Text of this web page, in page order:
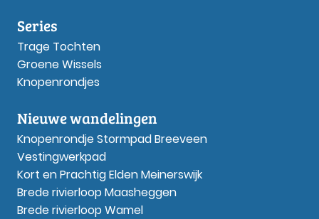
Series
Trage Tochten
Groene Wissels
Knopenrondjes
Nieuwe wandelingen
Knopenrondje Stormpad Breeveen
Vestingwerkpad
Kort en Prachtig Elden Meinerswijk
Brede rivierloop Maasheggen
Brede rivierloop Wamel